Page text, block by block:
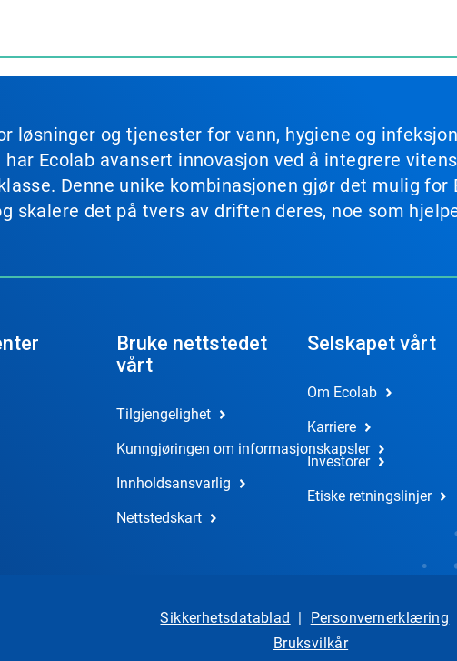
løsninger og tjenester for vann, hygiene og
Ecolab avansert innovasjon ved å integrere
Denne unike kombinasjonen gjør det mulig
skalere det på tvers av driften deres, noe som
Bruke nettstedet
vårt
Tilgjengelighet
Kunngjøringen om informasjonskapsler
Innholdsansvarlig
Nettstedskart
Selskapet vårt
Om Ecolab
Karriere
Investorer
Etiske retningslinjer
Sikkerhetsdatablad | Personvernerklæring
Bruksvilkår